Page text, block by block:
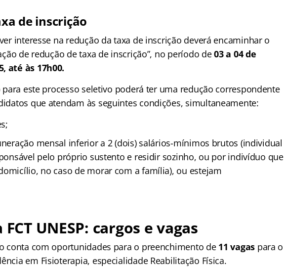
de inscrição
interesse na redução da taxa de inscrição deverá encaminhar o
de redução de taxa de inscrição”, no período de03 a 04 de
até às 17h00.
para este processo seletivo poderá ter uma redução correspondente
que atendam às seguintes condições, simultaneamente:
mensal inferior a 2 (dois) salários-mínimos brutos (individual
pelo próprio sustento e residir sozinho, ou por indivíduo que
no caso de morar com a família), ou estejam
UNESP: cargos e vagas
conta com oportunidades para o preenchimento de 11 vagas para o
em Fisioterapia, especialidade Reabilitação Física.